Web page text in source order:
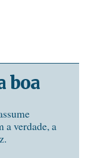
boa
a verdade, a